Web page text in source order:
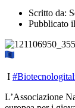
Scritto da:
Pubblicato
I
L’Associazione